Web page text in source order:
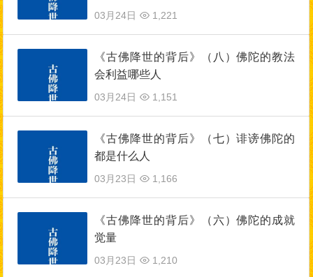
03月24日 1,221
《古佛降世的背后》（八）佛陀的教法
会利益哪些人
03月24日 1,151
《古佛降世的背后》（七）诽谤佛陀的
都是什么人
03月23日 1,166
《古佛降世的背后》（六）佛陀的成就
觉量
03月23日 1,210